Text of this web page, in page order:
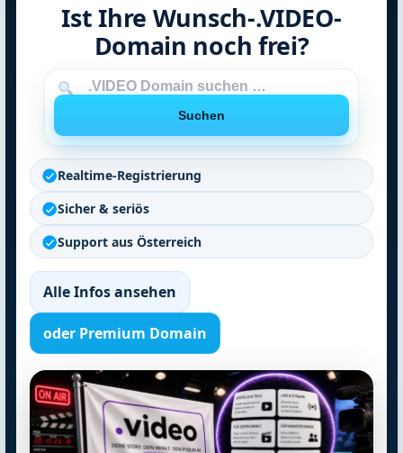
Ist Ihre Wunsch-.VIDEO-
Domain noch frei?
Domain
Suchen
Realtime-Registrierung
Sicher & seriös
Support aus Österreich
Alle Infos ansehen
oder Premium Domain